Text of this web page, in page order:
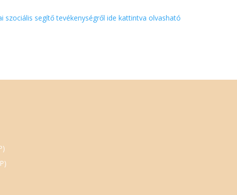
szociális segítő tevékenységről ide kattintva olvasható